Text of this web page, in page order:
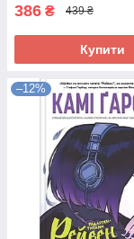
386 ₴ 439 ₴
Купити
–12%